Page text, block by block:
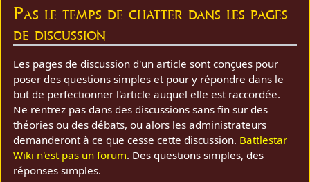
Pas le temps de chatter dans les pages
de discussion
Les pages de discussion d'un article sont conçues pour
poser des questions simples et pour y répondre dans le
but de perfectionner l'article auquel elle est raccordée.
Ne rentrez pas dans des discussions sans fin sur des
théories ou des débats, ou alors les administrateurs
demanderont à ce que cesse cette discussion. Battlestar
Wiki n'est pas un forum. Des questions simples, des
réponses simples.